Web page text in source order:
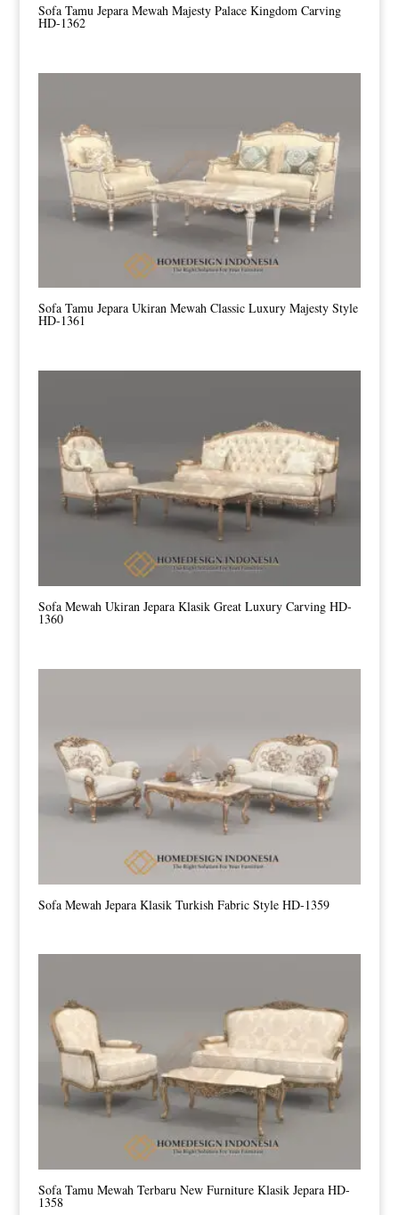
Sofa Tamu Jepara Mewah Majesty Palace Kingdom Carving
HD-1362
Sofa Tamu Jepara Ukiran Mewah Classic Luxury Majesty Style
HD-1361
Sofa Mewah Ukiran Jepara Klasik Great Luxury Carving HD-
1360
Sofa Mewah Jepara Klasik Turkish Fabric Style HD-1359
Sofa Tamu Mewah Terbaru New Furniture Klasik Jepara HD-
1358